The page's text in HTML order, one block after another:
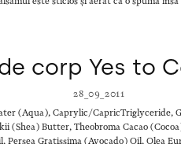
corp Yes to
28_09_2011
(Aqua), Caprylic/CapricTriglyceride,
(Shea) Butter, Theobroma Cacao
Persea Gratissima (Avocado) Oil, Olea